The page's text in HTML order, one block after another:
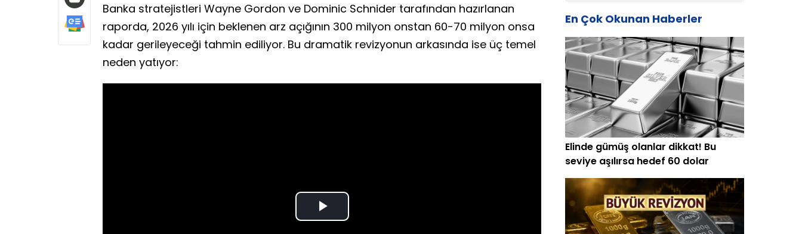
Banka stratejistleri Wayne Gordon ve Dominic Schnider tarafından hazırlanan
raporda, 2026 yılı için beklenen arz açığının 300 milyon onstan 60-70 milyon onsa
kadar gerileyeceği tahmin ediliyor. Bu dramatik revizyonun arkasında ise üç temel
neden yatıyor:
Play
En Çok Okunan Haberler
Elinde gümüş olanlar dikkat! Bu
seviye aşılırsa hedef 60 dolar